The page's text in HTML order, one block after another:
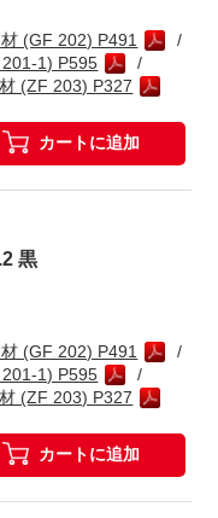
(GF 202) P491
1) P595
(ZF 203) P327
カートに追加
黒
(GF 202) P491
1) P595
(ZF 203) P327
カートに追加